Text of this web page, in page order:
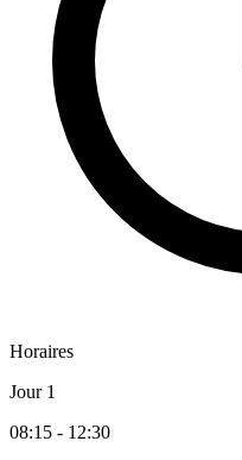
Horaires
Jour 1
08:15 - 12:30